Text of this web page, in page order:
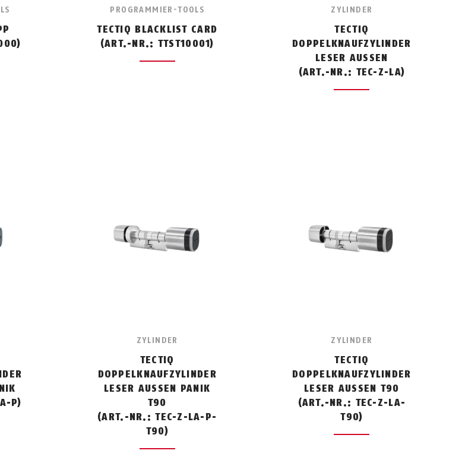
PROGRAMMIER-TOOLS
TECTIQ BLACKLIST CARD
(ART.-NR.: TTST10001)
ZYLINDER
TECTIQ
DOPPELKNAUFZYLINDER
LESER AUSSEN
(ART.-NR.: TEC-Z-LA)
P)
ZYLINDER
TECTIQ
DOPPELKNAUFZYLINDER
LESER AUSSEN PANIK T
90
(ART.-NR.: TEC-Z-LA-P-
T90)
ZYLINDER
TECTIQ
DOPPELKNAUFZYLINDER
LESER AUSSEN T90
(ART.-NR.: TEC-Z-LA-
T90)